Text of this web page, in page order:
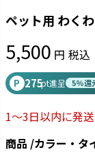
ペット用 わく
5,500 税込
P 275pt進呈 5%還
1～3日以内に発
商品 カラー・タ